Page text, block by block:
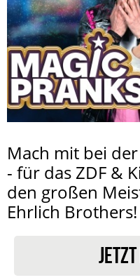
Mach mit bei
- für das ZDF &
den großen
Ehrlich Brothers!